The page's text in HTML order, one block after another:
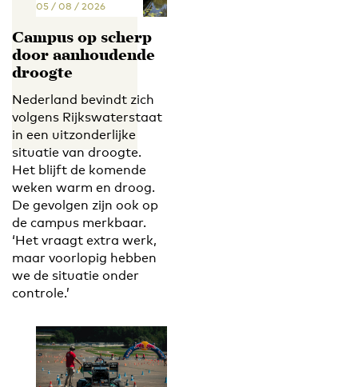
05 / 08 / 2026
Campus op scherp
door aanhoudende
droogte
Nederland bevindt zich
volgens Rijkswaterstaat
in een uitzonderlijke
situatie van droogte.
Het blijft de komende
weken warm en droog.
De gevolgen zijn ook op
de campus merkbaar.
‘Het vraagt extra werk,
maar voorlopig hebben
we de situatie onder
controle.’